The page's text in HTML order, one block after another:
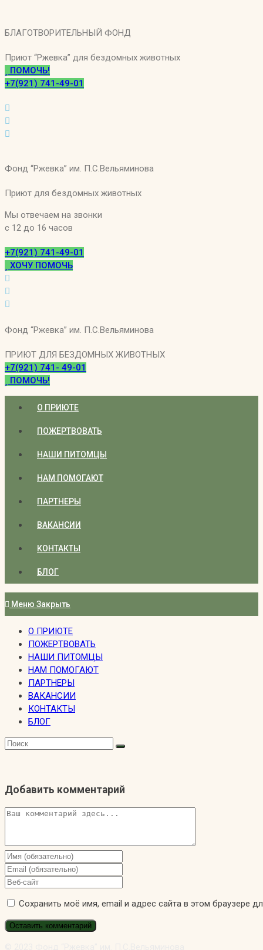
содержимому
БЛАГОТВОРИТЕЛЬНЫЙ ФОНД
Приют “Ржевка” для бездомных животных
ПОМОЧЬ!
+7(921) 741-49-01
Фонд “Ржевка” им. П.С.Вельяминова
Приют для бездомных животных
Мы отвечаем на звонки
с 12 до 16 часов
+7(921) 741-49-01
ХОЧУ ПОМОЧЬ
Фонд “Ржевка” им. П.С.Вельяминова
ПРИЮТ ДЛЯ БЕЗДОМНЫХ ЖИВОТНЫХ
+7(921) 741- 49-01
ПОМОЧЬ!
О ПРИЮТЕ
ПОЖЕРТВОВАТЬ
НАШИ ПИТОМЦЫ
НАМ ПОМОГАЮТ
ПАРТНЕРЫ
ВАКАНСИИ
КОНТАКТЫ
БЛОГ
Меню Закрыть
О ПРИЮТЕ
ПОЖЕРТВОВАТЬ
НАШИ ПИТОМЦЫ
НАМ ПОМОГАЮТ
ПАРТНЕРЫ
ВАКАНСИИ
КОНТАКТЫ
БЛОГ
Добавить комментарий
Комментарий
Введите
свое
имя
имя
пользователя,
чтобы
Введите
свой
адрес,
чтобы
прокомментировать
Введите
вашего
веб-
сайта
Сохранить моё имя, email и адрес сайта в этом браузере